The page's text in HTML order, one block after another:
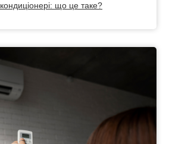
кондиціонері: що це таке?